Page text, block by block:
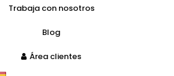
Trabaja con nosotros
Blog
Área clientes